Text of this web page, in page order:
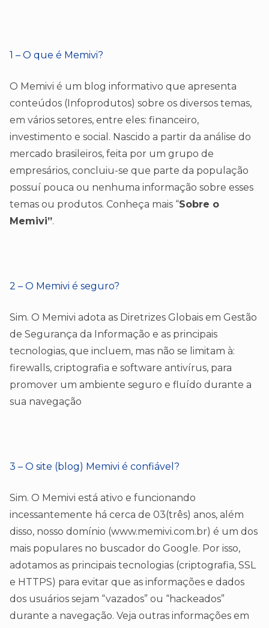
1 – O que é Memivi?
O Memivi é um blog informativo que apresenta
conteúdos (Infoprodutos) sobre os diversos temas,
em vários setores, entre eles: financeiro,
investimento e social. Nascido a partir da análise do
mercado brasileiros, feita por um grupo de
empresários, concluiu-se que parte da população
possuí pouca ou nenhuma informação sobre esses
temas ou produtos. Conheça mais “Sobre o
Memivi”.
2 – O Memivi é seguro?
Sim. O Memivi adota as Diretrizes Globais em Gestão
de Segurança da Informação e as principais
tecnologias, que incluem, mas não se limitam à:
firewalls, criptografia e software antivírus, para
promover um ambiente seguro e fluído durante a
sua navegação
3 – O site (blog) Memivi é confiável?
Sim. O Memivi está ativo e funcionando
incessantemente há cerca de 03(três) anos, além
disso, nosso domínio (www.memivi.com.br) é um dos
mais populares no buscador do Google. Por isso,
adotamos as principais tecnologias (criptografia, SSL
e HTTPS) para evitar que as informações e dados
dos usuários sejam “vazados” ou “hackeados”
durante a navegação. Veja outras informações em